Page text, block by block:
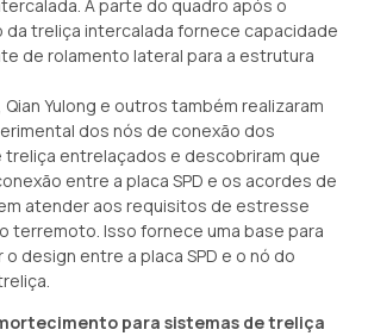
A parte do quadro após o
da treliça intercalada fornece capacidade
de rolamento lateral para a estrutura
Qian Yulong e outros também realizaram
dos nós de conexão dos
treliça entrelaçados e descobriram que
entre a placa SPD e os acordes de
atender aos requisitos de estresse
terremoto. Isso fornece uma base para
design entre a placa SPD e o nó do
para sistemas de treliça